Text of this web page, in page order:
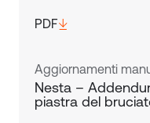
PDF
Aggiornamenti
Nesta –
piastra del